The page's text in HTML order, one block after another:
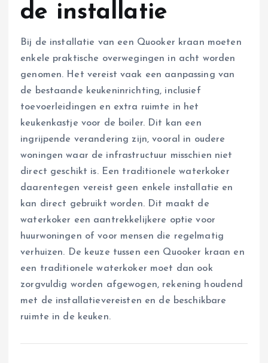
de installatie
Bij de installatie van een Quooker kraan moeten
enkele praktische overwegingen in acht worden
genomen. Het vereist vaak een aanpassing van
de bestaande keukeninrichting, inclusief
toevoerleidingen en extra ruimte in het
keukenkastje voor de boiler. Dit kan een
ingrijpende verandering zijn, vooral in oudere
woningen waar de infrastructuur misschien niet
direct geschikt is. Een traditionele waterkoker
daarentegen vereist geen enkele installatie en
kan direct gebruikt worden. Dit maakt de
waterkoker een aantrekkelijkere optie voor
huurwoningen of voor mensen die regelmatig
verhuizen. De keuze tussen een Quooker kraan en
een traditionele waterkoker moet dan ook
zorgvuldig worden afgewogen, rekening houdend
met de installatievereisten en de beschikbare
ruimte in de keuken.